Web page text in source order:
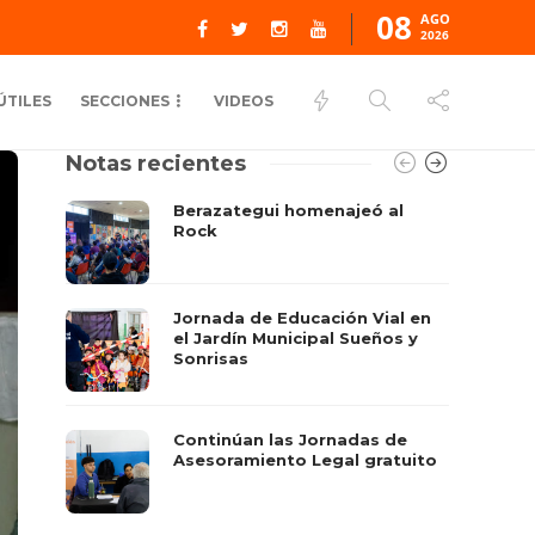
08 AGO
2026
SECCIONES VIDEOS
Notas recientes
Berazategui homenajeó al
Rock
Jornada de Educación Vial en
el Jardín Municipal Sueños y
Sonrisas
Continúan las Jornadas de
Asesoramiento Legal gratuito